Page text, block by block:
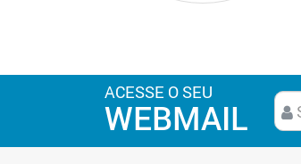
ACESSE O SEU
WEBMAIL